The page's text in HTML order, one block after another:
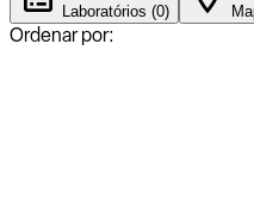
Laboratórios (0)
Ordenar por: